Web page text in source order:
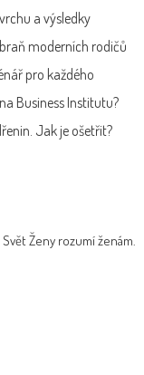
a výsledky
moderních rodičů
pro každého
Business Institutu?
Jak je ošetřit?
Ženy rozumí ženám.